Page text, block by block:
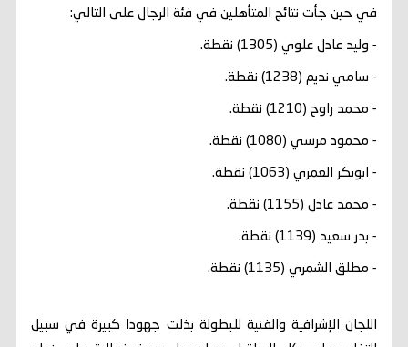
في حين جأت نتائج المتأهلين في فئة الرجال على التالي:
- وليد عادل علوي (1305) نقطة.
- سامي نديم (1238) نقطة.
- محمد راوح (1210) نقطة.
- محمود مرسي (1080) نقطة.
- ابوبكر العمري (1063) نقطة.
- محمد عادل (1155) نقطة.
- بدر سعيد (1139) نقطة.
- مطلق الشمري (1135) نقطة.
اللجان الإشرافية والفنية للبطولة بذلت جهودا كبيرة في سبيل